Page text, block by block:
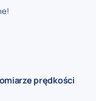
prędkości